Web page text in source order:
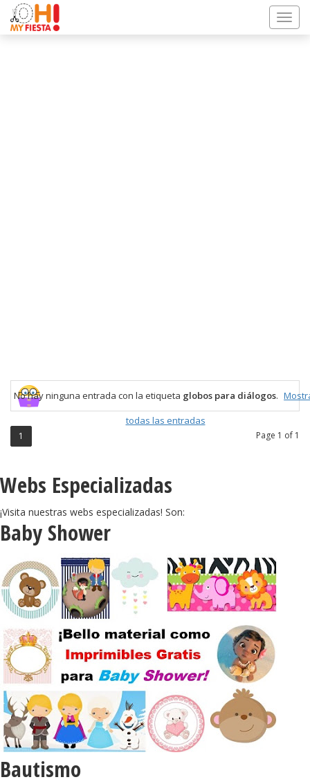
No hay ninguna entrada con la etiqueta globos para diálogos.
todas las entradas
Page 1 of 1
1
Webs Especializadas
¡Visita nuestras webs especializadas! Son:
Baby Shower
Bautismo